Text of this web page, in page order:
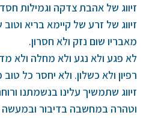
זיווג של אהבת צדקה וגמילות
זיווג של זרע של קיימא בריא
מאבריו שום נזק ולא חסרון.
לא פגע ולא נגע ולא מחלה ולא
רפיון ולא כשלון. ולא יחסר כל טוב
זיווג שתמשיך עלינו בנשמתנו
וטהרה במחשבה בדיבור ובמעשה